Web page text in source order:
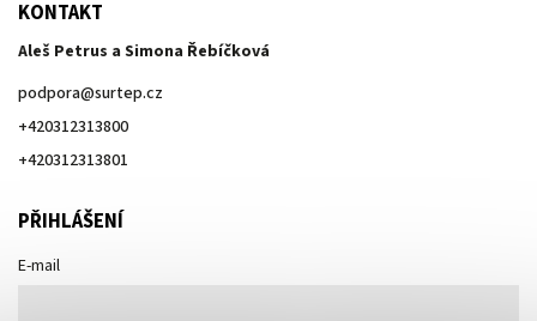
KONTAKT
Aleš Petrus a Simona Řebíčková
podpora@surtep.cz
+420312313800
+420312313801
PŘIHLÁŠENÍ
E-mail